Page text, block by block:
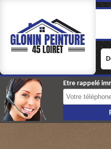
Etre rappelé